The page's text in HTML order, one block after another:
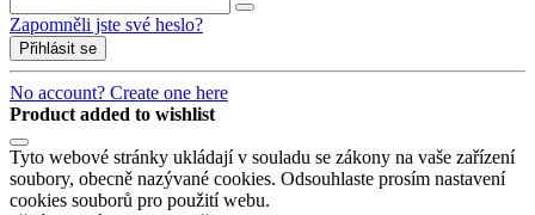
Zapomněli jste své heslo?
Přihlásit se
No account? Create one here
Product added to wishlist
Tyto webové stránky ukládají v souladu se zákony na vaše zařízení
soubory, obecně nazývané cookies. Odsouhlaste prosím nastavení
cookies souborů pro použití webu.